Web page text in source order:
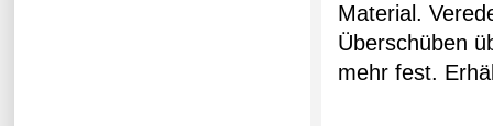
Material.
Überschüben
mehr fest.